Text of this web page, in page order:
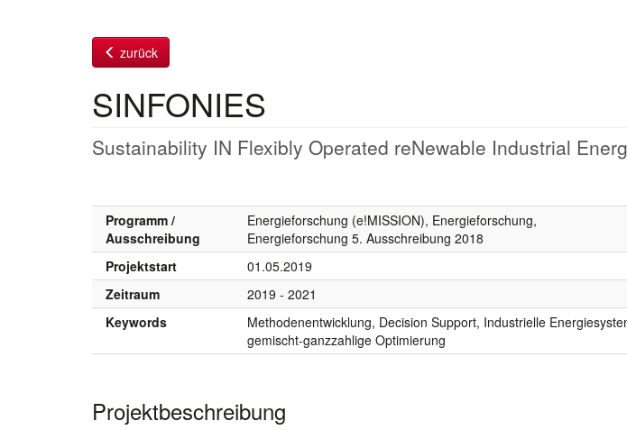
zurück
SINFONIES
Sustainability IN Flexibly Operated reNewable Industrial
Programm /
Ausschreibung
Energieforschung (e!MISSION), Energieforschung,
Energieforschung 5. Ausschreibung 2018
Projektstart 01.05.2019
Zeitraum
2019 - 2021
Keywords
Methodenentwicklung, Decision Support, Industrielle
gemischt-ganzzahlige Optimierung
Projektbeschreibung